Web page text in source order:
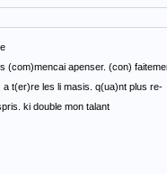
(com)mencai apenser. (con)
t(er)re les li masis. q(ua)nt plus re-
ki double mon talant